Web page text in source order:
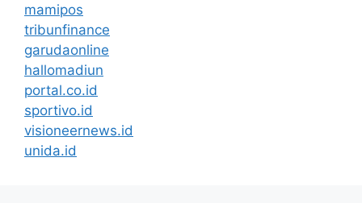
mamipos
tribunfinance
garudaonline
hallomadiun
portal.co.id
sportivo.id
visioneernews.id
unida.id